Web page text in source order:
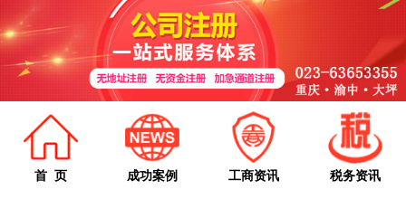
首 页 成功案例 工商资讯 税务资讯